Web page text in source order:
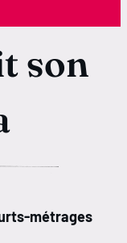
son
métrages